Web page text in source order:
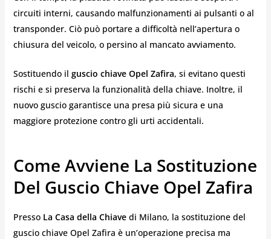
circuiti interni, causando malfunzionamenti ai pulsanti o al
transponder. Ciò può portare a difficoltà nell’apertura o
chiusura del veicolo, o persino al mancato avviamento.
Sostituendo il guscio chiave Opel Zafira, si evitano questi
rischi e si preserva la funzionalità della chiave. Inoltre, il
nuovo guscio garantisce una presa più sicura e una
maggiore protezione contro gli urti accidentali.
Come Avviene La Sostituzione
Del Guscio Chiave Opel Zafira
Presso La Casa della Chiavedi Milano, la sostituzione del
guscio chiave Opel Zafira è un’operazione precisa ma